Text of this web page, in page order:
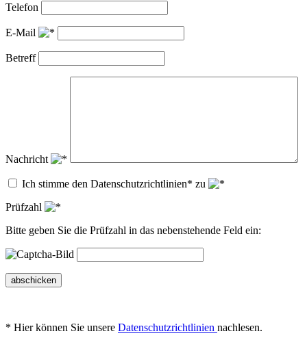
Telefon
E-Mail
Betreff
Nachricht
Ich stimme den Datenschutzrichtlinien* zu
Prüfzahl
Bitte geben Sie die Prüfzahl in das nebenstehende Feld ein:
abschicken
* Hier können Sie unsere Datenschutzrichtlinien nachlesen.